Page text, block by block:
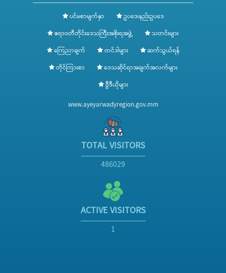
ပင်မစာမျက်နှာ
ဥပဒေ၊နည်းဥပဒေ
ဧရာဝတီတိုင်းဒေသကြီးအစိုးရအဖွဲ့
သတင်းများ
ကြေညာချက်
တင်ဒါများ
ဆက်သွယ်ရန်
တိုင်ကြားစာ
ဒေသဆိုင်ရာအချက်အလက်များ
ဗွီဒီယိုများ
www.ayeyarwadyregion.gov.mm
TOTAL VISITORS
486029
ACTIVE VISITORS
1